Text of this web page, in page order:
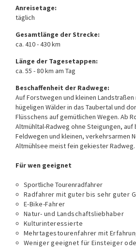
Anreisetage:
täglich
Gesamtlänge der Strecke:
ca. 410 - 430 km
Länge der Tagesetappen:
ca. 55 - 80 km am Tag
Beschaffenheit der Radwege:
Auf Forstwegen und kleinen
hügeligen Wälder in das Taubertal und
Flüsschens auf gemütlichen Wegen. Ab
Altmühltal-Radweg ohne Steigungen,
Feldwegen und kleinen, verkehrsarmen
Altmühlsee meist fein gekiester Radweg.
Für wen geeignet
Sportliche Tourenradfahrer
Radfahrer mit guter bis sehr guter
E-Bike-Fahrer
Natur- und Landschaftsliebhaber
Kulturinteressierte
Mehrtagestourenfahrer mit
Weniger geeignet für Einsteiger